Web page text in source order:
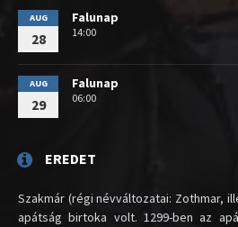
AUG
28
Falunap
14:00
AUG
29
Falunap
06:00
EREDET
Szakmár (régi névváltozatai: Zothmar,
apátság birtoka volt. 1299-ben az